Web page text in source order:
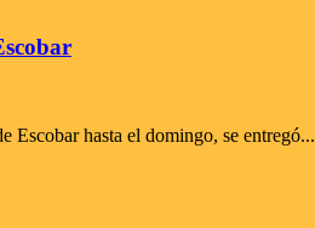
Escobar hasta el domingo, se entregó...